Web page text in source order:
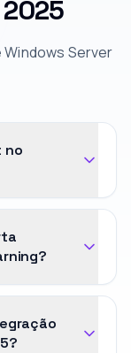
Server
no